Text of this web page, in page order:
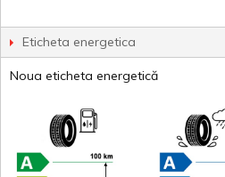
Eticheta energetica
Noua eticheta energetică